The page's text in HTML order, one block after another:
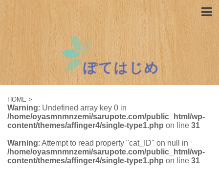
HOME >
Warning: Undefined array key 0 in
/home/oyasmnmnzemi/sarupote.com/public_html/wp-
content/themes/affinger4/single-type1.php on line 31
Warning: Attempt to read property "cat_ID" on null in
/home/oyasmnmnzemi/sarupote.com/public_html/wp-
content/themes/affinger4/single-type1.php on line 31